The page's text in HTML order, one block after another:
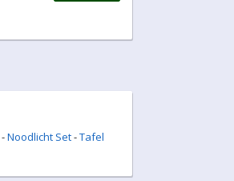
-Noodlicht Set-Tafel